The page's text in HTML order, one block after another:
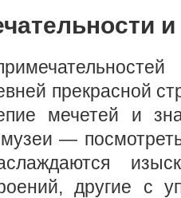
прекрасной
мечетей и
—
другие с